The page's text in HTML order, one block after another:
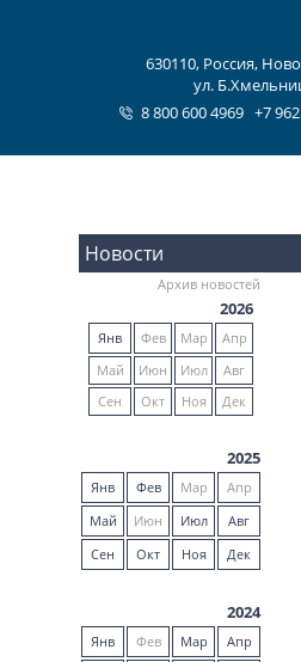
630110, Россия,
ул.
8 800 600 4969 +7
Новости
Архив новостей
2026
Янв Фев Мар
Апр
Май
Июн Июл
Авг
Сен
Окт Ноя Дек
2025
Янв Фев Мар
Апр
Май
Июн Июл
Авг
Сен
Окт Ноя Дек
2024
Янв Фев Мар
Апр